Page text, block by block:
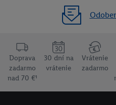
Doprava
zadarmo
nad 70 €¹
30 dní na
vrátenie
Vrátenie
zadarmo